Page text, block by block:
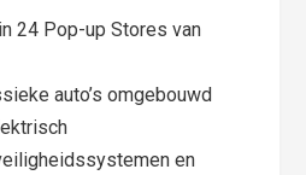
24 Pop-up Stores van
auto’s omgebouwd
en